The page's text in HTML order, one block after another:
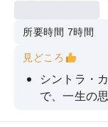
所要時間 7時間
見どころ
シントラ・
で、一生の
ペーナ宮殿